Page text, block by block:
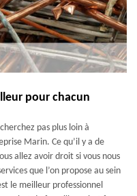
pour chacun
pas plus loin à
Marin. Ce qu’il y a de
allez avoir droit si vous nous
que l’on propose au sein
le meilleur professionnel